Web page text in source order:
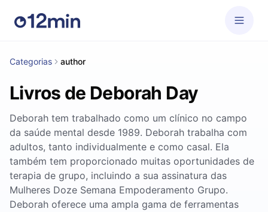
Categorias author
Livros de Deborah Day
Deborah tem trabalhado como um clínico no campo
da saúde mental desde 1989. Deborah trabalha com
adultos, tanto individualmente e como casal. Ela
também tem proporcionado muitas oportunidades de
terapia de grupo, incluindo a sua assinatura das
Mulheres Doze Semana Empoderamento Grupo.
Deborah oferece uma ampla gama de ferramentas